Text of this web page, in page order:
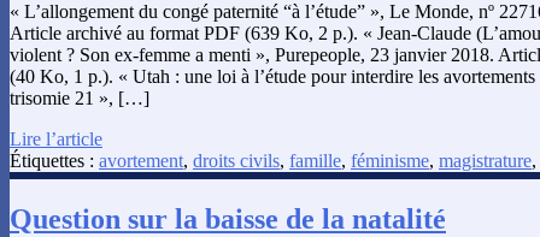
« L’allongement du congé paternité “à l’étude” », Le Monde, nº
Article archivé au format PDF (639 Ko, 2 p.). « Jean-Claude
violent ? Son ex-femme a menti », Purepeople, 23 janvier 2018.
(40 Ko, 1 p.). « Utah : une loi à l’étude pour interdire les avortements
trisomie 21 », […]
Lire l’article
Étiquettes : avortement, droits civils, famille, féminisme, magistrature,
Question sur la baisse de la natalité